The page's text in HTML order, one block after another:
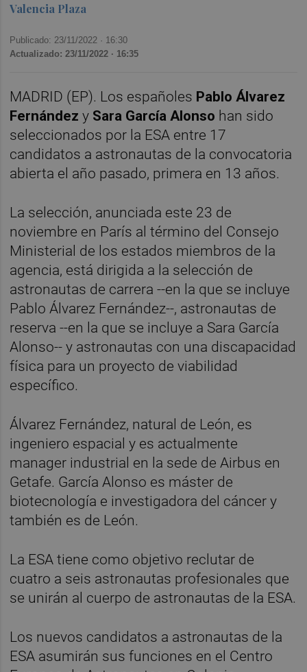
Valencia Plaza
Publicado: 23/11/2022 · 16:30
Actualizado: 23/11/2022 · 16:35
MADRID (EP). Los españoles Pablo Álvarez
Fernándezy Sara García Alonso han sido
seleccionados por la ESA entre 17
candidatos a astronautas de la convocatoria
abierta el año pasado, primera en 13 años.
La selección, anunciada este 23 de
noviembre en París al término del Consejo
Ministerial de los estados miembros de la
agencia, está dirigida a la selección de
astronautas de carrera --en la que se incluye
Pablo Álvarez Fernández--, astronautas de
reserva --en la que se incluye a Sara García
Alonso-- y astronautas con una discapacidad
física para un proyecto de viabilidad
específico.
Álvarez Fernández, natural de León, es
ingeniero espacial y es actualmente
manager industrial en la sede de Airbus en
Getafe. García Alonso es máster de
biotecnología e investigadora del cáncer y
también es de León.
La ESA tiene como objetivo reclutar de
cuatro a seis astronautas profesionales que
se unirán al cuerpo de astronautas de la ESA.
Los nuevos candidatos a astronautas de la
ESA asumirán sus funciones en el Centro